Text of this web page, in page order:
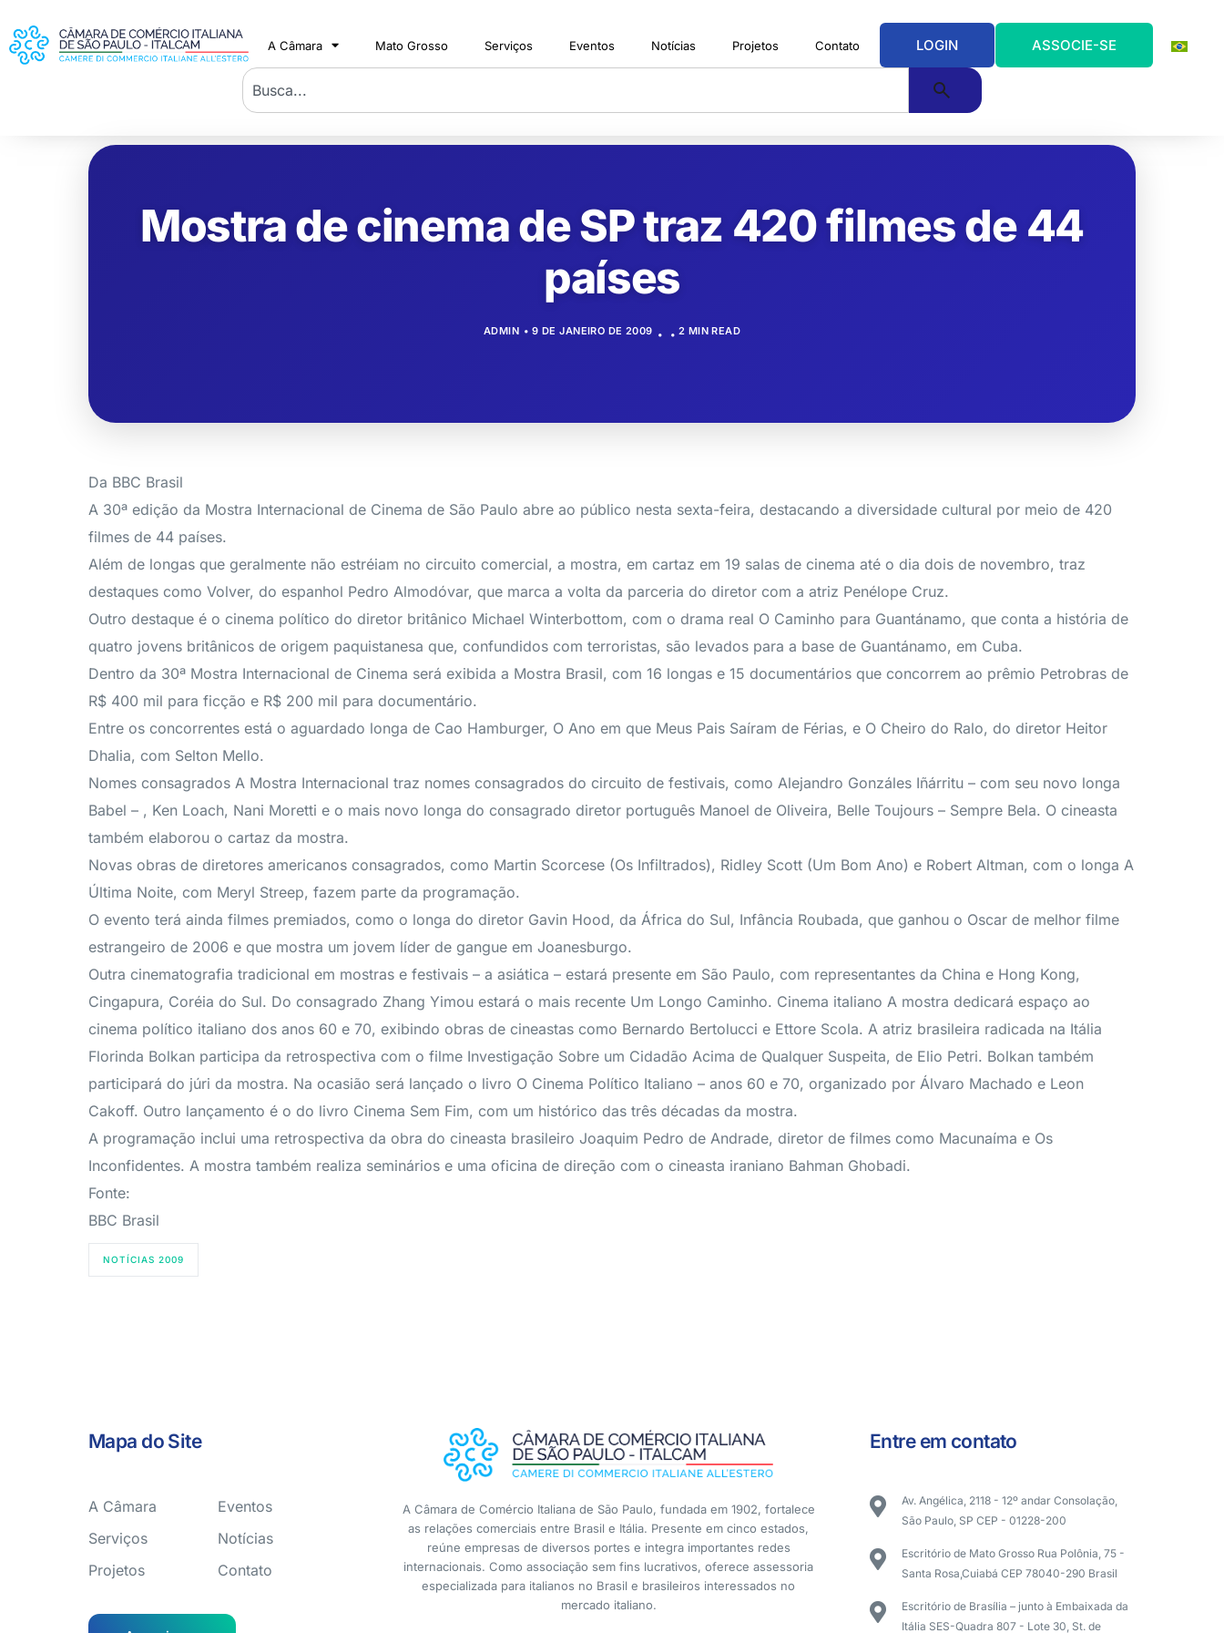
A Câmara Mato Grosso Serviços Eventos Notícias Projetos Contato LOGIN ASSOCIE-SE
Mostra de cinema de SP traz 420 filmes de 44
países
ADMIN 9 DE JANEIRO DE 2009 2 MIN READ
Da BBC Brasil
A 30ª edição da Mostra Internacional de Cinema de São Paulo abre ao público nesta sexta-feira, destacando a diversidade cultural por meio de 420
filmes de 44 países.
Além de longas que geralmente não estréiam no circuito comercial, a mostra, em cartaz em 19 salas de cinema até o dia dois de novembro, traz
destaques como Volver, do espanhol Pedro Almodóvar, que marca a volta da parceria do diretor com a atriz Penélope Cruz.
Outro destaque é o cinema político do diretor britânico Michael Winterbottom, com o drama real O Caminho para Guantánamo, que conta a história de
quatro jovens britânicos de origem paquistanesa que, confundidos com terroristas, são levados para a base de Guantánamo, em Cuba.
Dentro da 30ª Mostra Internacional de Cinema será exibida a Mostra Brasil, com 16 longas e 15 documentários que concorrem ao prêmio Petrobras de
R$ 400 mil para ficção e R$ 200 mil para documentário.
Entre os concorrentes está o aguardado longa de Cao Hamburger, O Ano em que Meus Pais Saíram de Férias, e O Cheiro do Ralo, do diretor Heitor
Dhalia, com Selton Mello.
Nomes consagrados A Mostra Internacional traz nomes consagrados do circuito de festivais, como Alejandro Gonzáles Iñárritu – com seu novo longa
Babel – , Ken Loach, Nani Moretti e o mais novo longa do consagrado diretor português Manoel de Oliveira, Belle Toujours – Sempre Bela. O cineasta
também elaborou o cartaz da mostra.
Novas obras de diretores americanos consagrados, como Martin Scorcese (Os Infiltrados), Ridley Scott (Um Bom Ano) e Robert Altman, com o longa A
Última Noite, com Meryl Streep, fazem parte da programação.
O evento terá ainda filmes premiados, como o longa do diretor Gavin Hood, da África do Sul, Infância Roubada, que ganhou o Oscar de melhor filme
estrangeiro de 2006 e que mostra um jovem líder de gangue em Joanesburgo.
Outra cinematografia tradicional em mostras e festivais – a asiática – estará presente em São Paulo, com representantes da China e Hong Kong,
Cingapura, Coréia do Sul. Do consagrado Zhang Yimou estará o mais recente Um Longo Caminho. Cinema italiano A mostra dedicará espaço ao
cinema político italiano dos anos 60 e 70, exibindo obras de cineastas como Bernardo Bertolucci e Ettore Scola. A atriz brasileira radicada na Itália
Florinda Bolkan participa da retrospectiva com o filme Investigação Sobre um Cidadão Acima de Qualquer Suspeita, de Elio Petri. Bolkan também
participará do júri da mostra. Na ocasião será lançado o livro O Cinema Político Italiano – anos 60 e 70, organizado por Álvaro Machado e Leon
Cakoff. Outro lançamento é o do livro Cinema Sem Fim, com um histórico das três décadas da mostra.
A programação inclui uma retrospectiva da obra do cineasta brasileiro Joaquim Pedro de Andrade, diretor de filmes como Macunaíma e Os
Inconfidentes. A mostra também realiza seminários e uma oficina de direção com o cineasta iraniano Bahman Ghobadi.
Fonte:
BBC Brasil
NOTÍCIAS 2009
Mapa do Site
A Câmara
Serviços
Projetos
Eventos
Notícias
Contato
A Câmara de Comércio Italiana de São Paulo, fundada em 1902, fortalece
as relações comerciais entre Brasil e Itália. Presente em cinco estados,
reúne empresas de diversos portes e integra importantes redes
internacionais. Como associação sem fins lucrativos, oferece assessoria
especializada para italianos no Brasil e brasileiros interessados no
mercado italiano.
Entre em contato
Av. Angélica, 2118 - 12º andar Consolação,
São Paulo, SP CEP - 01228-200
Escritório de Mato Grosso Rua Polônia, 75 -
Santa Rosa,Cuiabá CEP 78040-290 Brasil
Escritório de Brasília – junto à Embaixada da
Itália SES-Quadra 807 - Lote 30, St. de